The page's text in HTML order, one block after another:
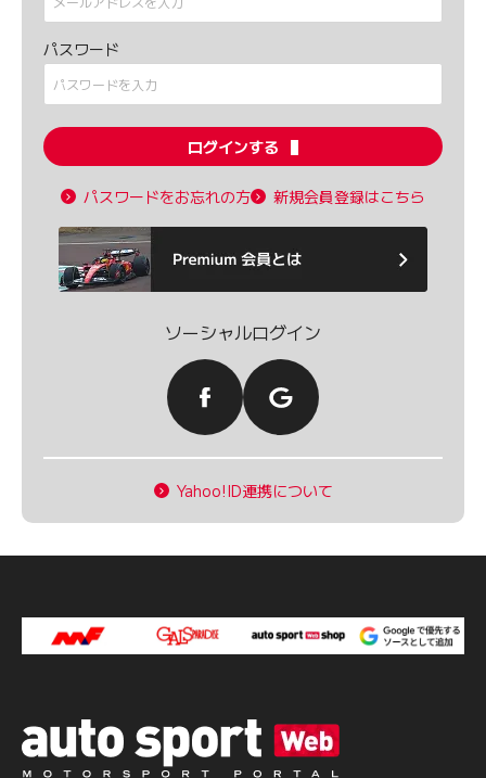
パスワード
ログインする
パスワードをお忘れの方 新規会員登録はこちら
ソーシャルログイン
Yahoo!ID連携について